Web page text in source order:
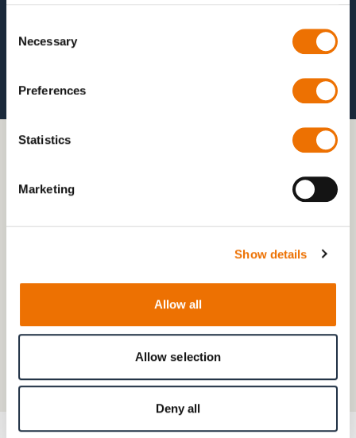
Selection
Necessary
Preferences
Statistics
Marketing
Show details
Allow all
Allow selection
Deny all